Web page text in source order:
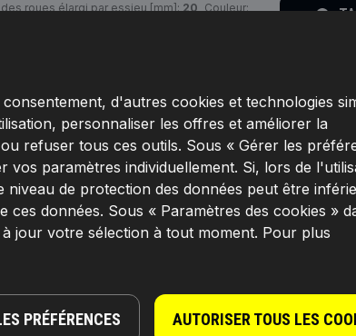
d'autres cookies et technologies
personnaliser les offres et améliorer la
refuser tous ces outils. Sous « Gérer les
paramètres individuellement. Si, lors de
de protection des données peut être
données. Sous « Paramètres des cookies »
jour votre sélection à tout moment. Pour plus
PRÉFÉRENCES AUTORISER TOUS LES
roues élargi par essieu [mm]:20,Couleur:
voie
roues élargi par essieu [mm]:30,Filetage:
Aluminium, Nombre de trous:5,Diamètre
de percage -Ø [mm]:108,pour angle de
minimale du chanfrein de jante [mm]:
3792A0007,Fabricant:RIDEX,Numéro de
voie